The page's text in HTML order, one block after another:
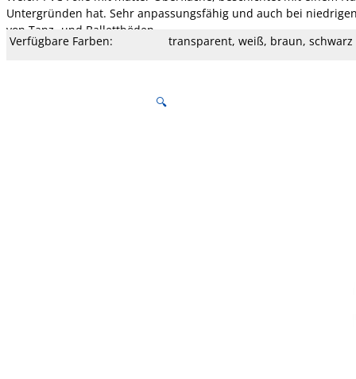
Untergründen hat. Sehr anpassungsfähig und auch bei
von Tanz- und Ballettböden
Träger:
Weich-PVC-Folie
Gesamtstärke: 130 µm
Klebertyp: Kautschuk
Klebekraft: 1,8 N/cm
Reißfestigkeit: 25 N/cm
Dehnung: 180 %
Temperatur: 90 °C
Kern Typ: Pappe
Kern Ø mm: 76 mm
Verfügbare Längen: 33 m
Verfügbare Breite: 50 mm (weitere auf Anfrage)
Verfügbare Farben: transparent, weiß, braun, schwarz
🔍